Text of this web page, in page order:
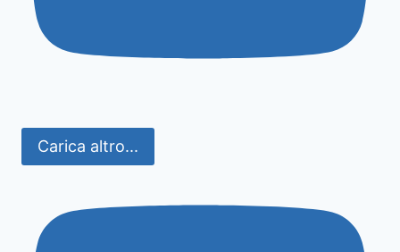
Carica altro...